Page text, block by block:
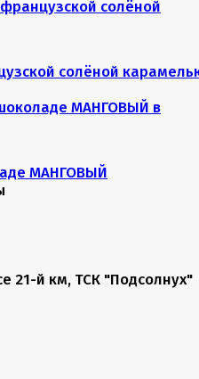
солёной
МАНГОВЫЙ
21-й км, ТСК "Подсолнух"